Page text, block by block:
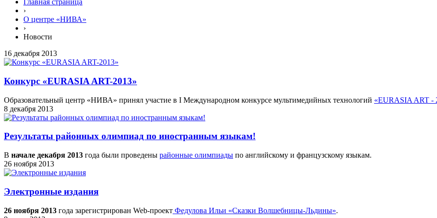
Главная страница
›
О центре «НИВА»
›
Новости
16 декабря 2013
Конкурс «EURASIA ART-2013»
Образовательный центр «НИВА» принял участие в I Международном конкурсе мультимедийных технологий «EURASIA ART -
8 декабря 2013
Результаты районных олимпиад по иностранным языкам!
В начале декабря 2013 года были проведены районные олимпиады по английскому и французскому языкам.
26 ноября 2013
Электронные издания
26 ноября 2013 года зарегистрирован Web-проект Федулова Ильи «Сказки Волшебницы-Льдины».